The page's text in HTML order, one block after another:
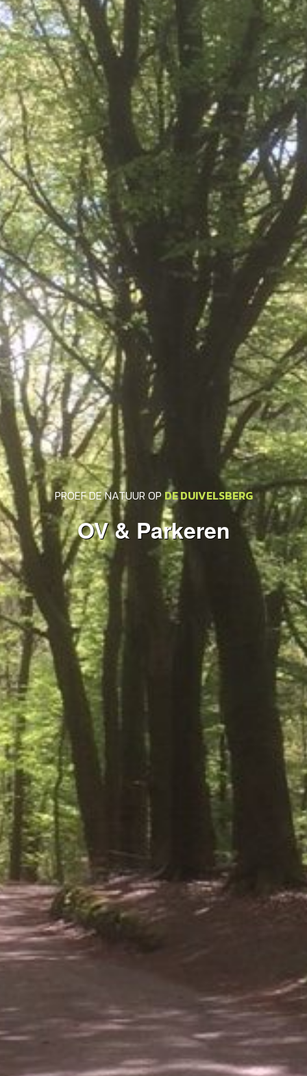
PROEF DE NATUUR OP DE DUIVELSBERG
OV & Parkeren